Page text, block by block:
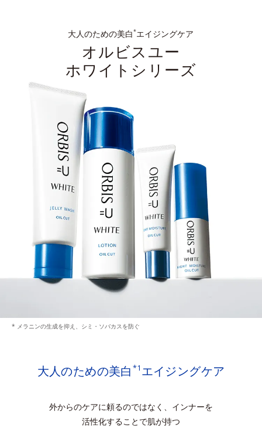
大人のための美白*エイジングケア
オルビスユー
ホワイトシリーズ
* メラニンの生成を抑え、シミ・ソバカスを防ぐ
大人のための美白 *1 エイジングケア
外からのケアに頼るのではなく、インナーを
活性化することで肌が持つ